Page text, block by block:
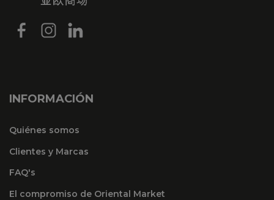
INFORMACIÓN
Quiénes somos
Clientes y Marcas
FAQ's
El compromiso de Oriental Market